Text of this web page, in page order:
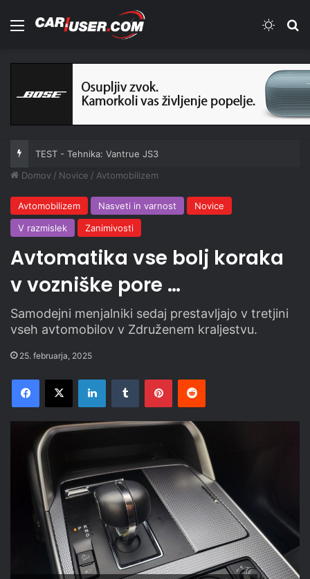
Meni
TEST - Tehnika: Vantrue JS3
Domov / Novice / Avtomobilizem
Avtomobilizem Nasveti in varnost
Novice
V razmislek
Zanimivosti
Avtomatika vse bolj koraka
v vozniške pore …
Samodejni menjalniki sedaj prestavljajo v tretjini
vseh avtomobilov v Združenem kraljestvu.
25. februarja, 2025
Facebook
X LinkedInTumblr PinterestReddit